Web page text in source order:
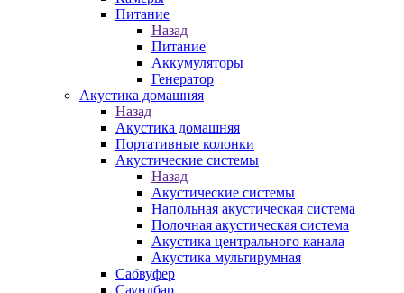
Питание
Назад
Питание
Аккумуляторы
Генератор
Акустика домашняя
Назад
Акустика домашняя
Портативные колонки
Акустические системы
Назад
Акустические системы
Напольная акустическая система
Полочная акустическая система
Акустика центрального канала
Акустика мультирумная
Сабвуфер
Саундбар